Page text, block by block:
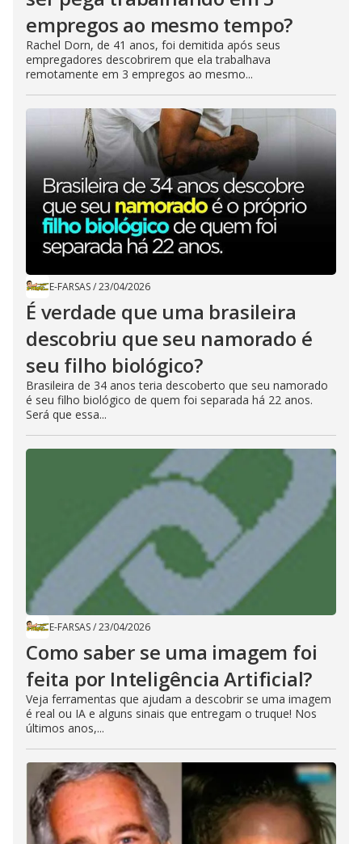
empregos ao mesmo tempo?
Rachel Dorn, de 41 anos, foi demitida após seus
empregadores descobrirem que ela trabalhava
remotamente em 3 empregos ao mesmo...
E-FARSAS/23/04/2026
É verdade que uma brasileira
descobriu que seu namorado é
seu filho biológico?
Brasileira de 34 anos teria descoberto que seu namorado
é seu filho biológico de quem foi separada há 22 anos.
Será que essa...
E-FARSAS/23/04/2026
Como saber se uma imagem foi
feita por Inteligência Artificial?
Veja ferramentas que ajudam a descobrir se uma imagem
é real ou IA e alguns sinais que entregam o truque! Nos
últimos anos,...